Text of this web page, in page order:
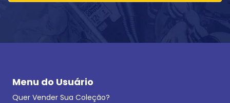
Menu do Usuário
Quer Vender Sua Coleção?